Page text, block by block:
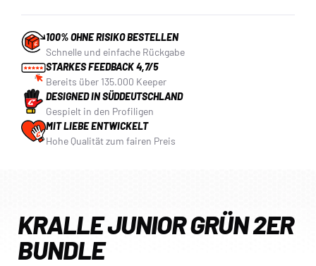
100% OHNE RISIKO BESTELLEN
Schnelle und einfache Rückgabe
STARKES FEEDBACK 4,7/5
Bereits über 135.000 Keeper
DESIGNED IN SÜDDEUTSCHLAND
Gespielt in den Profiligen
MIT LIEBE ENTWICKELT
Hohe Qualität zum fairen Preis
KRALLE JUNIOR GRÜN 2ER
BUNDLE